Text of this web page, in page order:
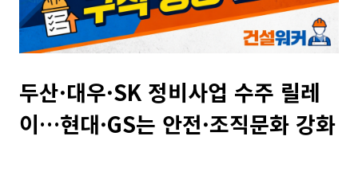
두산·대우·SK 정비사업 수주 릴레
이…현대·GS는 안전·조직문화 강화